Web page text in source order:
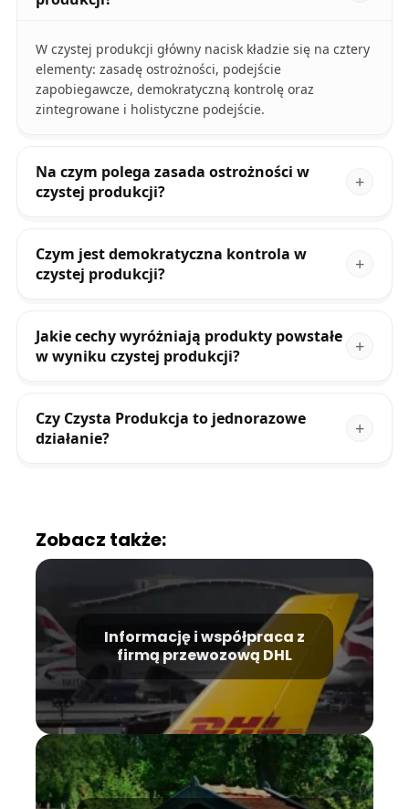
W czystej produkcji główny nacisk kładzie się na cztery
elementy: zasadę ostrożności, podejście
zapobiegawcze, demokratyczną kontrolę oraz
zintegrowane i holistyczne podejście.
Na czym polega zasada ostrożności w
czystej produkcji?
Czym jest demokratyczna kontrola w
czystej produkcji?
Jakie cechy wyróżniają produkty powstałe
w wyniku czystej produkcji?
Czy Czysta Produkcja to jednorazowe
działanie?
Zobacz także:
Informację i współpraca z
firmą przewozową DHL